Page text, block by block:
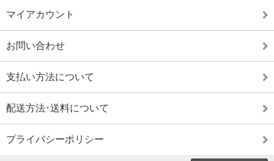
マイアカウント
お問い合わせ
支払い方法について
配送方法･送料について
プライバシーポリシー